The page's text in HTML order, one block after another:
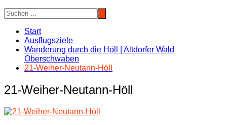
Start
Ausflugsziele
Wanderung durch die Höll | Altdorfer Wald
Oberschwaben
21-Weiher-Neutann-Höll
21-Weiher-Neutann-Höll